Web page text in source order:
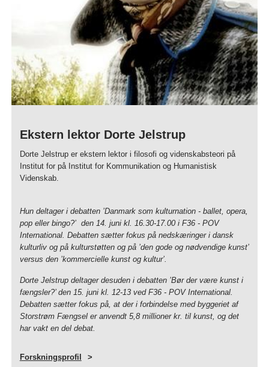
Ekstern lektor Dorte Jelstrup
Dorte Jelstrup er ekstern lektor i filosofi og videnskabsteori på
Institut for på Institut for Kommunikation og Humanistisk
Videnskab.
Hun deltager i debatten ’Danmark som kulturnation - ballet, opera,
pop eller bingo?’ den 14. juni kl. 16.30-17.00 i F36 - POV
International. Debatten sætter fokus på nedskæringer i dansk
kulturliv og på kulturstøtten og på ’den gode og nødvendige kunst’
versus den ’kommercielle kunst og kultur’.
Dorte Jelstrup deltager desuden i debatten ’Bør der være kunst i
fængsler?’ den 15. juni kl. 12-13 ved F36 - POV International.
Debatten sætter fokus på, at der i forbindelse med byggeriet af
Storstrøm Fængsel er anvendt 5,8 millioner kr. til kunst, og det
har vakt en del debat.
Forskningsprofil